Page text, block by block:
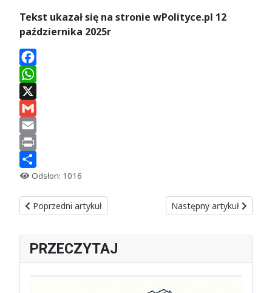
Tekst ukazał się na stronie wPolityce.pl 12
października 2025r
Facebook
WhatsApp
X
Gmail
Email
Print
Share
Odsłon: 1016
Poprzedni artykuł: Grób rodziców Chopina też przykryty
Poprzedni artykuł Następny artykuł: Piotr
Następny artykuł
PRZECZYTAJ